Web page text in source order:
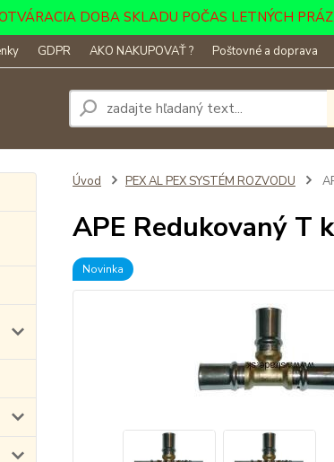
DOBA SKLADU POČAS LETNÝCH
GDPR AKO NAKUPOVAŤ ? Poštovné a doprava
Úvod PEX AL PEX SYSTÉM ROZVODU
APE Redukovaný T
Novinka